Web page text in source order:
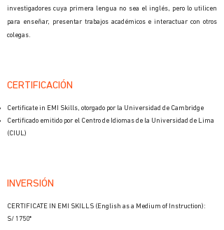
investigadores cuya primera lengua no sea el inglés, pero lo utilicen
para enseñar, presentar trabajos académicos e interactuar con otros
colegas.
CERTIFICACIÓN
Certificate in EMI Skills, otorgado por la Universidad de Cambridge
Certificado emitido por el Centro de Idiomas de la Universidad de Lima
(CIUL)
INVERSIÓN
CERTIFICATE IN EMI SKILLS (English as a Medium of Instruction):
S/ 1750*